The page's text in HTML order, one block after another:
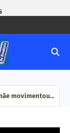
movimentou